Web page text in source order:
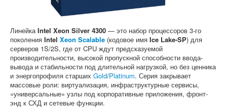
ЛинейкаIntel Xeon Silver 4300 — это набор процессоров 3-го
поколения Intel Xeon Scalable (кодовое имя Ice Lake-SP) для
серверов 1S/2S, где от CPU ждут предсказуемой
производительности, высокой пропускной способности ввода-
вывода и стабильности под длительной нагрузкой, но без ценника
и энергопрофиля старших Gold/Platinum. Серия закрывает
массовые роли: виртуализация, инфраструктурные сервисы,
«универсальные» узлы под корпоративные приложения, фронт-
энд к СХД и сетевые функции.